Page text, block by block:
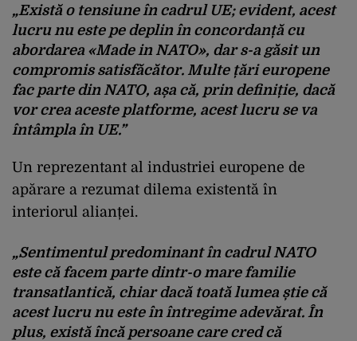
„Există o tensiune în cadrul UE; evident, acest
lucru nu este pe deplin în concordanță cu
abordarea «Made in NATO», dar s-a găsit un
compromis satisfăcător. Multe țări europene
fac parte din NATO, așa că, prin definiție, dacă
vor crea aceste platforme, acest lucru se va
întâmpla în UE.”
Un reprezentant al industriei europene de
apărare a rezumat dilema existentă în
interiorul alianței.
„Sentimentul predominant în cadrul NATO
este că facem parte dintr-o mare familie
transatlantică, chiar dacă toată lumea știe că
acest lucru nu este în întregime adevărat. În
plus, există încă persoane care cred că